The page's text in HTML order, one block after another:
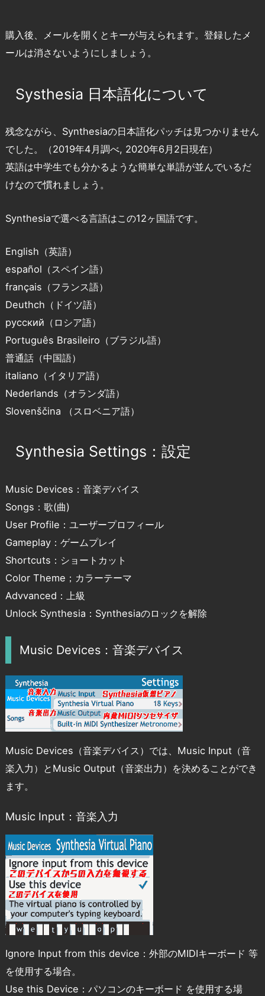
購入後、メールを開くとキーが与えられます。登録したメ
ールは消さないようにしましょう。
Systhesia 日本語化について
残念ながら、Synthesiaの日本語化パッチは見つかりません
でした。（2019年4月調べ, 2020年6月2日現在）
英語は中学生でも分かるような簡単な単語が並んでいるだ
けなので慣れましょう。
Synthesiaで選べる言語はこの12ヶ国語です。
English（英語）
español（スペイン語）
français（フランス語）
Deuthch（ドイツ語）
русский（ロシア語）
Português Brasileiro（ブラジル語）
普通話（中国語）
italiano（イタリア語）
Nederlands（オランダ語）
Slovenščina （スロベニア語）
Synthesia Settings：設定
Music Devices：音楽デバイス
Songs：歌(曲)
User Profile：ユーザープロフィール
Gameplay：ゲームプレイ
Shortcuts：ショートカット
Color Theme；カラーテーマ
Advvanced：上級
Unlock Synthesia：Synthesiaのロックを解除
Music Devices：音楽デバイス
Music Devices（音楽デバイス）では、Music Input（音
楽入力）とMusic Output（音楽出力）を決めることができ
ます。
Music Input：音楽入力
Ignore Input from this device：外部のMIDIキーボード 等
を使用する場合。
Use this Device：パソコンのキーボード を使用する場